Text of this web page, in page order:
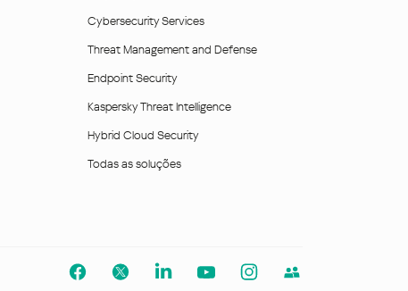
Cybersecurity Services
Threat Management and Defense
Endpoint Security
Kaspersky Threat Intelligence
Hybrid Cloud Security
Todas as soluções